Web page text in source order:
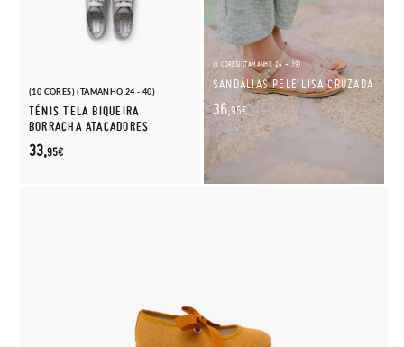
(10 CORES) (TAMANHO 24 - 40)
TÉNIS TELA BIQUEIRA
BORRACHA ATACADORES
33,95€
(6 CORES) (TAMANHO 24 - 39)
SANDÁLIAS PELE LISA CRUZADA
36,95€